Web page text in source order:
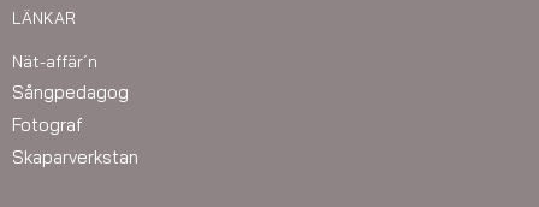
LÄNKAR
Nät-affär´n
Sångpedagog
Fotograf
Skaparverkstan